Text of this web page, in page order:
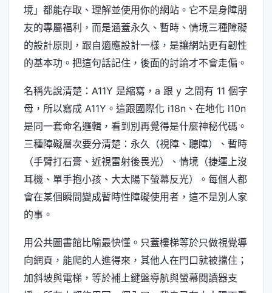
境」都能存取、理解並使用你的網站。它不是身障朋
友的專屬福利，而是涵蓋永久、暫時、情境三種障礙
的設計原則，跟自適應設計一樣，是讓網站更有韌性
的基本功。把這句話記住，後面的討論才不會走偏。
名稱先說清楚：A11Y 是縮寫，a 跟 y 之間有 11 個字
母，所以寫成 A11Y。這跟國際化 i18n、在地化 l10n
是同一套命名邏輯，看到別再覺得是什麼神秘代碼。
三種障礙層次要分清楚：永久（視障、聽障）、暫時
（手臂打石膏、近視雷射後畏光）、情境（捷運上沒
耳機、單手抱小孩、大太陽下螢幕反光）。每個人都
會在某個瞬間變成暫時性障礙使用者，這不是別人家
的事。
用公共圖書館比喻最快懂。只蓋樓梯等於只做視覺導
向網頁，能爬的人進得來，其他人在門口就被擋住；
加斜坡與電梯，等於補上鍵盤導航與螢幕閱讀器支